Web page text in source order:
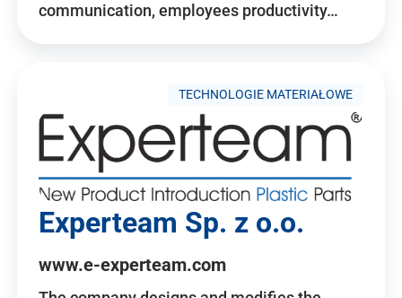
communication, employees productivity…
TECHNOLOGIE MATERIAŁOWE
Experteam Sp. z o.o.
www.e-experteam.com